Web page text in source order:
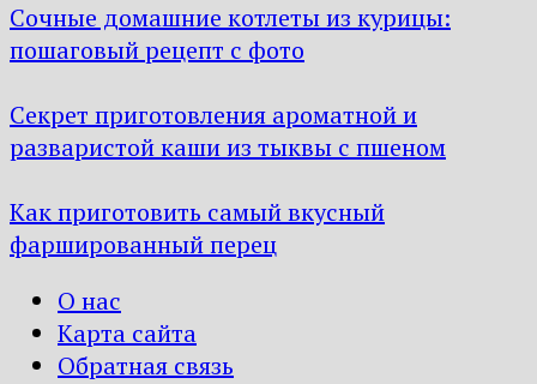
Сочные домашние котлеты из курицы:
пошаговый рецепт с фото
Секрет приготовления ароматной и
разваристой каши из тыквы с пшеном
Как приготовить самый вкусный
фаршированный перец
О нас
Карта сайта
Обратная связь